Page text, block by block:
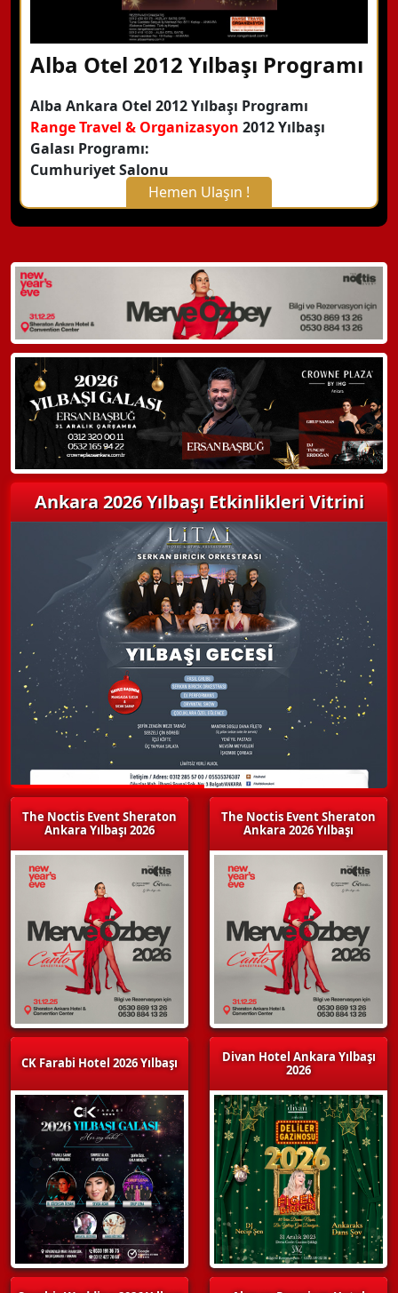
Alba Otel 2012 Yılbaşı Programı
Alba Ankara Otel 2012 Yılbaşı Programı
Range Travel & Organizasyon 2012 Yılbaşı
Galası Programı:
Cumhuriyet Salonu
Hemen Ulaşın !
X Kapat
WhatsApp ile Bilgi Alın
Hemen Arayın
Detaylı Bilgi Alın
Ankara 2026 Yılbaşı Etkinlikleri Vitrini
The Noctis Event Sheraton
Ankara Yılbaşı 2026
CK Farabi Hotel 2026 Yılbaşı
The Noctis Event Sheraton
Ankara 2026 Yılbaşı
Divan Hotel Ankara Yılbaşı
2026